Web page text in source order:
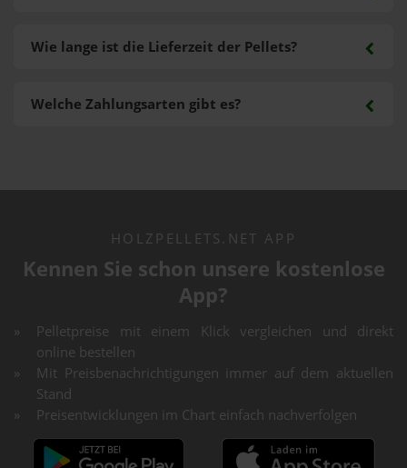
Welche Zahlungsarten gibt es?
Wie lange ist die Lieferzeit der Pellets?
HOLZPELLETS.NET APP
Kennen Sie schon unsere kostenlose
App?
Pelletpreise mit einem Klick vergleichen und direkt
online bestellen
Mit Preisbenachrichtigungen immer auf dem aktuellen
Stand
Preisentwicklungen im Chart einfach nachverfolgen